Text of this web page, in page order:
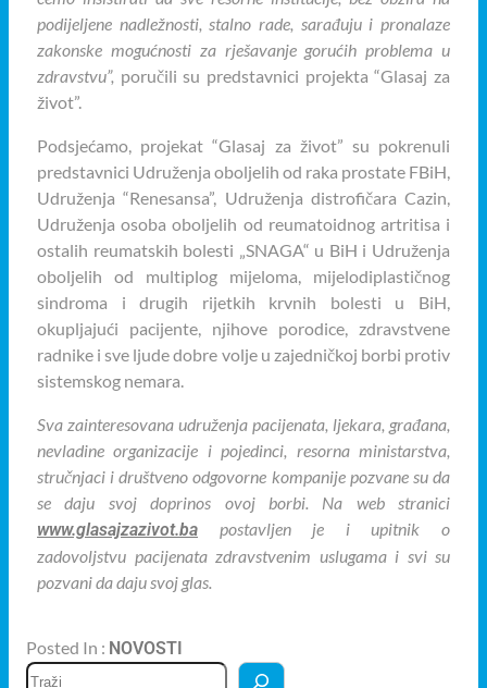
podijeljene nadležnosti, stalno rade, sarađuju i pronalaze
zakonske mogućnosti za rješavanje gorućih problema u
zdravstvu”, poručili su predstavnici projekta “Glasaj za
život”.
Podsjećamo, projekat “Glasaj za život” su pokrenuli
predstavnici Udruženja oboljelih od raka prostate FBiH,
Udruženja “Renesansa”, Udruženja distrofičara Cazin,
Udruženja osoba oboljelih od reumatoidnog artritisa i
ostalih reumatskih bolesti „SNAGA“ u BiH i Udruženja
oboljelih od multiplog mijeloma, mijelodiplastičnog
sindroma i drugih rijetkih krvnih bolesti u BiH,
okupljajući pacijente, njihove porodice, zdravstvene
radnike i sve ljude dobre volje u zajedničkoj borbi protiv
sistemskog nemara.
Sva zainteresovana udruženja pacijenata, ljekara, građana,
nevladine organizacije i pojedinci, resorna ministarstva,
stručnjaci i društveno odgovorne kompanije pozvane su da
se daju svoj doprinos ovoj borbi. Na web stranici
www.glasajzazivot.ba postavljen je i upitnik o
zadovoljstvu pacijenata zdravstvenim uslugama i svi su
pozvani da daju svoj glas.
Posted In : NOVOSTI